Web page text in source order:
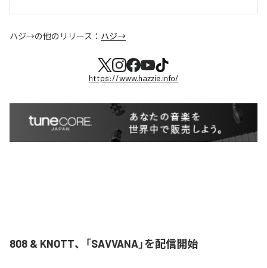
ハジ→の他のリリース： ハジ→
https://www.hazzie.info/
808 & KNOTT、「SAVVANA」を配信開始